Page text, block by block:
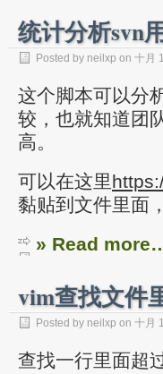
统计分析svn
Posted by neilxp on 十月
这个脚本可以分
较，也就知道团
高。
可以在这里
黏贴到文件里面
» Read
vim查找文件
Posted by neilxp on 十月
查找一行里面超